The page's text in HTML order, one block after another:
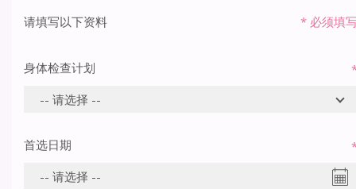
请填写以下资料 * 必须填
身体检查计划
首选日期